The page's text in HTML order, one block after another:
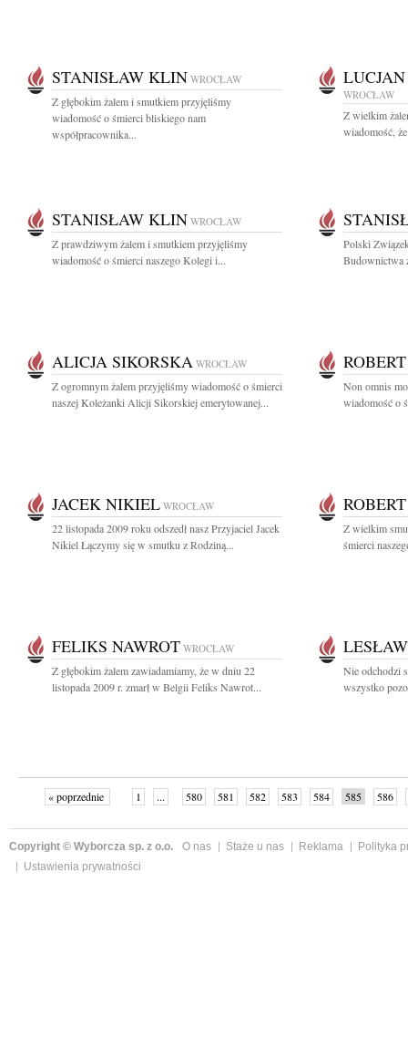
STANISŁAW KLIN WROCŁAW
Z głębokim żalem i smutkiem przyjęliśmy
wiadomość o śmierci bliskiego nam
współpracownika...
WROCŁAW
Z wielkim
wiadomość,
STANISŁAW KLIN WROCŁAW
Z prawdziwym żalem i smutkiem przyjęliśmy
wiadomość o śmierci naszego Kolegi i...
Polski
Budownictwa
ALICJA SIKORSKA WROCŁAW
Z ogromnym żalem przyjęliśmy wiadomość o śmierci
naszej Koleżanki Alicji Sikorskiej emerytowanej...
Non omnis
wiadomość o
JACEK NIKIEL WROCŁAW
22 listopada 2009 roku odszedł nasz Przyjaciel Jacek
Nikiel Łączymy się w smutku z Rodziną...
Z wielkim
śmierci
FELIKS NAWROT WROCŁAW
Z głębokim żalem zawiadamiamy, że w dniu 22
listopada 2009 r. zmarł w Belgii Feliks Nawrot...
Nie odchodzi
wszystko
« poprzednie 1 ... 580 581 582 583 584 585
586
Copyright © Wyborcza sp. z o.o. O nas Staże u nas Reklama
Polityka
Ustawienia prywatności